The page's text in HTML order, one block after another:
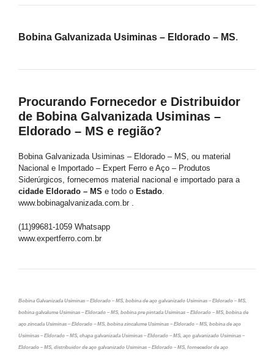
Bobina Galvanizada Usiminas – Eldorado – MS.
Procurando Fornecedor e Distribuidor
de Bobina Galvanizada Usiminas –
Eldorado – MS e região?
Bobina Galvanizada Usiminas – Eldorado – MS, ou material
Nacional e Importado – Expert Ferro e Aço – Produtos
Siderúrgicos, fornecemos material nacional e importado para a
cidade Eldorado – MS e todo o Estado.
www.bobinagalvanizada.com.br .
(11)99681-1059 Whatsapp
www.expertferro.com.br
Bobina Galvanizada Usiminas – Eldorado – MS, bobina de aço galvanizado Usiminas – Eldorado – MS,
bobina galvalume Usiminas – Eldorado – MS, bobina pre pintada Usiminas – Eldorado – MS, bobina de
aço zincada Usiminas – Eldorado – MS, bobina zincalume Usiminas – Eldorado – MS, bobina de aço
Usiminas – Eldorado – MS, chapa galvanizada Usiminas – Eldorado – MS, aço galvanizado Usiminas –
Eldorado – MS, distribuidor de aço galvanizado Usiminas – Eldorado – MS, fornecedor de aço